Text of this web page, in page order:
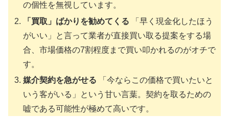
の個性を無視しています。
「買取」ばかりを勧めてくる 「早く現金化したほう
がいい」と言って業者が直接買い取る提案をする場
合、市場価格の7割程度まで買い叩かれるのがオチで
す。
媒介契約を急がせる 「今ならこの価格で買いたいと
いう客がいる」という甘い言葉。契約を取るための
嘘である可能性が極めて高いです。